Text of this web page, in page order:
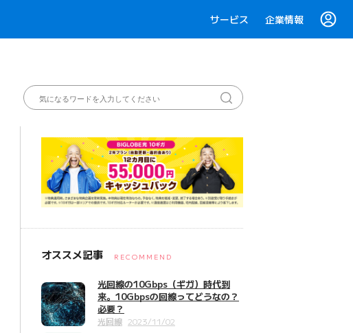
サービス 企業情報
オススメ記事 RECOMMEND
光回線の10Gbps（ギガ）時代到
来。10Gbpsの回線ってどうなの？
必要？
光回線 2023/11/02